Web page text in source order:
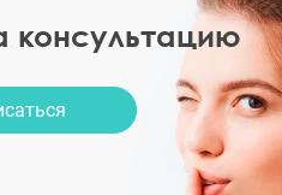
консультацию